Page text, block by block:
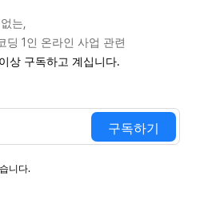
는,
딩 1인 온라인 사업 관련
상 구독하고 계십니다.
구독하기
니다.